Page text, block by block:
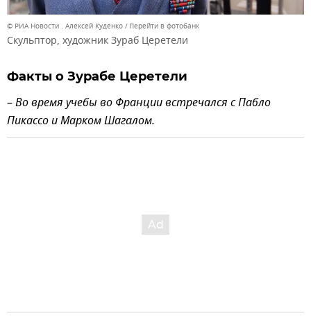
© РИА Новости . Алексей Куденко Перейти в фотобанк
Скульптор, художник Зураб Церетели
Факты о Зурабе Церетели
–Во время учебы во Франции встречался с Пабло
Пикассо и Марком Шагалом.